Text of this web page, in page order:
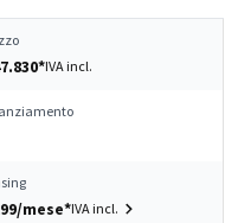
IVA incl.
mese*IVA incl.